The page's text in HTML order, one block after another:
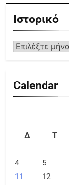
Ιστορικό
Calendar
Δ
Τ
4
5
11
12